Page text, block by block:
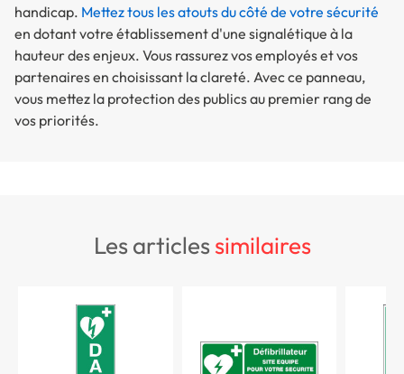
handicap. Mettez tous les atouts du côté de votre sécurité
en dotant votre établissement d'une signalétique à la
hauteur des enjeux. Vous rassurez vos employés et vos
partenaires en choisissant la clareté. Avec ce panneau,
vous mettez la protection des publics au premier rang de
vos priorités.
les articlessimilaires